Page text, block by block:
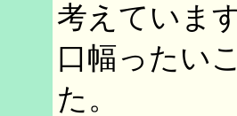
考えています
口幅ったい
た。